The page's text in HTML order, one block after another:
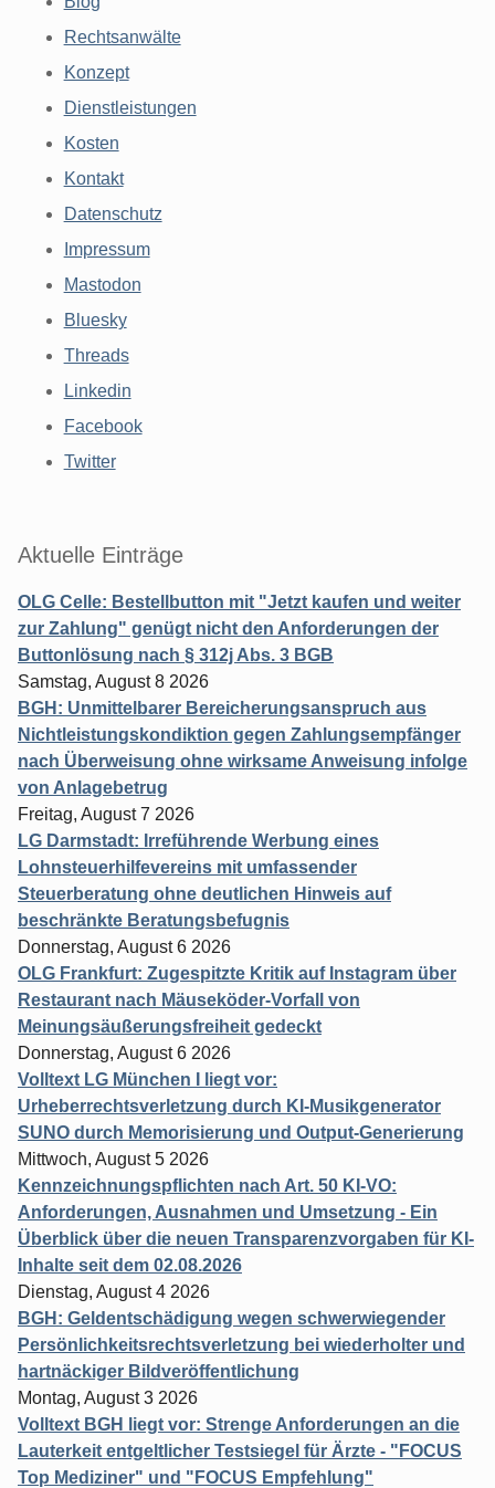
Rechtsanwälte
Konzept
Dienstleistungen
Kosten
Kontakt
Datenschutz
Impressum
Mastodon
Bluesky
Threads
Linkedin
Facebook
Twitter
Aktuelle Einträge
OLG Celle: Bestellbutton mit "Jetzt kaufen und weiter
zur Zahlung" genügt nicht den Anforderungen der
Buttonlösung nach § 312j Abs. 3 BGB
Samstag, August 8 2026
BGH: Unmittelbarer Bereicherungsanspruch aus
Nichtleistungskondiktion gegen Zahlungsempfänger
nach Überweisung ohne wirksame Anweisung infolge
von Anlagebetrug
Freitag, August 7 2026
LG Darmstadt: Irreführende Werbung eines
Lohnsteuerhilfevereins mit umfassender
Steuerberatung ohne deutlichen Hinweis auf
beschränkte Beratungsbefugnis
Donnerstag, August 6 2026
OLG Frankfurt: Zugespitzte Kritik auf Instagram über
Restaurant nach Mäuseköder-Vorfall von
Meinungsäußerungsfreiheit gedeckt
Donnerstag, August 6 2026
Volltext LG München I liegt vor:
Urheberrechtsverletzung durch KI-Musikgenerator
SUNO durch Memorisierung und Output-Generierung
Mittwoch, August 5 2026
Kennzeichnungspflichten nach Art. 50 KI-VO:
Anforderungen, Ausnahmen und Umsetzung - Ein
Überblick über die neuen Transparenzvorgaben für KI-
Inhalte seit dem 02.08.2026
Dienstag, August 4 2026
BGH: Geldentschädigung wegen schwerwiegender
Persönlichkeitsrechtsverletzung bei wiederholter und
hartnäckiger Bildveröffentlichung
Montag, August 3 2026
Volltext BGH liegt vor: Strenge Anforderungen an die
Lauterkeit entgeltlicher Testsiegel für Ärzte - "FOCUS
Top Mediziner" und "FOCUS Empfehlung"